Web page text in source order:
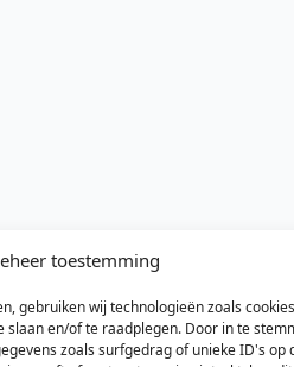
toestemming
gebruiken wij technologieën zoals
en/of te raadplegen. Door in te
zoals surfgedrag of unieke ID's op